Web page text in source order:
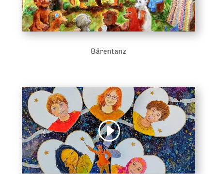
Bärentanz